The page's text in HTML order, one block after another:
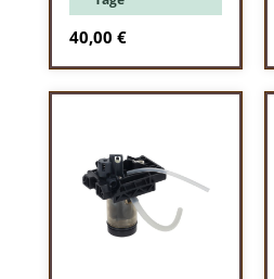
Regulärer Preis:
40,00 €